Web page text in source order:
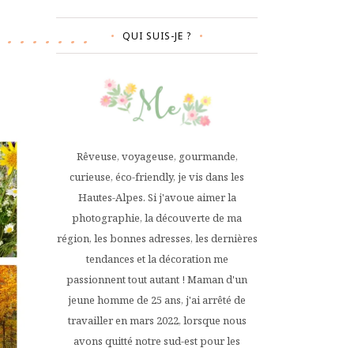
QUI SUIS-JE ?
Rêveuse, voyageuse, gourmande,
curieuse, éco-friendly, je vis dans les
Hautes-Alpes. Si j'avoue aimer la
photographie, la découverte de ma
région, les bonnes adresses, les dernières
tendances et la décoration me
passionnent tout autant ! Maman d'un
jeune homme de 25 ans, j'ai arrêté de
travailler en mars 2022, lorsque nous
avons quitté notre sud-est pour les